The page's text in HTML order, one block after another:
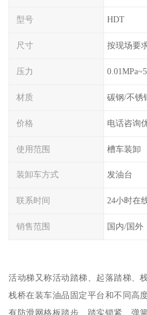
型号 HDT
尺寸 按现场要
压力
材质 碳钢/不锈
价格 电话咨询
使用范围 槽车装卸
装卸车方式 发油台
联系时间 24小时在
销售范围 国内/国外
活动梯又称活动踏梯、起落踏梯、
栈桥在装车油品固定平台和不同高
有防滑网格板踏步、踏实锁紧、弹